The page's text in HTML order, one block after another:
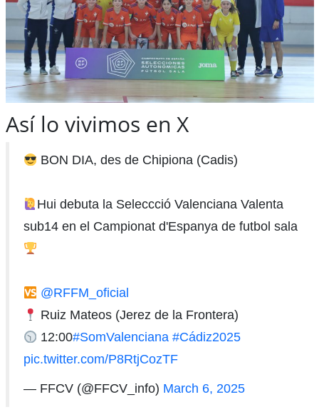
Así lo vivimos en X
BON DIA, des de Chipiona (Cadis)
Hui debuta la Seleccció Valenciana Valenta
sub14 en el Campionat d'Espanya de futbol sala
@RFFM_oficial
Ruiz Mateos (Jerez de la Frontera)
12:00#SomValenciana #Cádiz2025
pic.twitter.com/P8RtjCozTF
— FFCV (@FFCV_info) March 6, 2025